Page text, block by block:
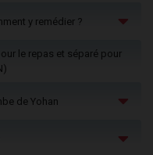
y remédier ?
le repas et séparé pour
de Yohan